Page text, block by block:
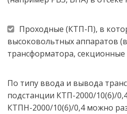
Проходные (КТП-П), в
высоковольтных аппаратов
трансформатора, секционные
По типу ввода и вывода
подстанции КТП-2000/10(6)/
КТПН-2000/10(6)/0,4 можно